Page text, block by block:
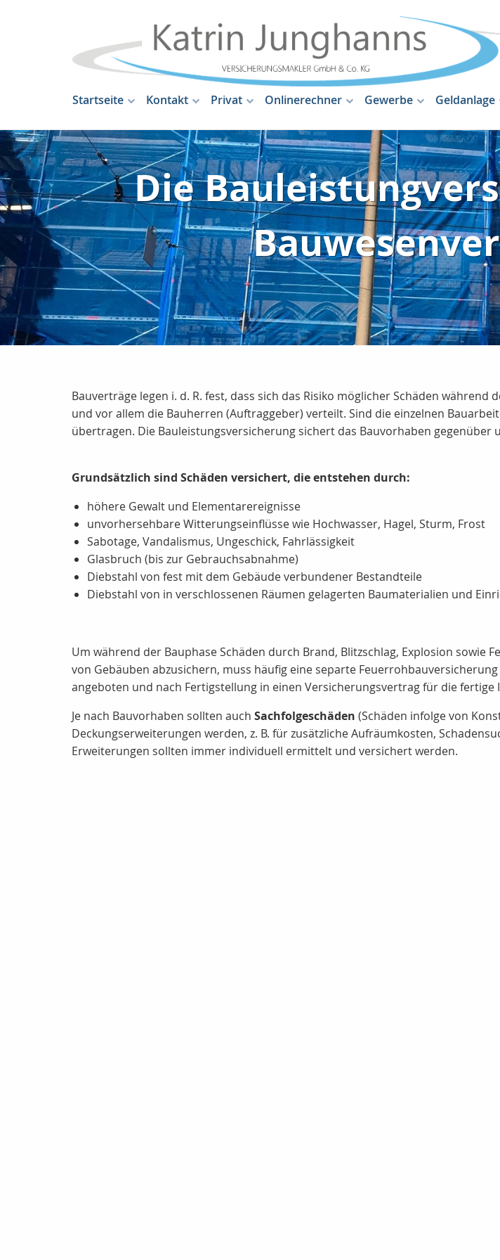
Startseite Kontakt Privat Onlinerechner Gewerbe Geldanlage
Die
Bauverträge legen i. d. R. fest, dass sich das Risiko möglicher Schäden
und vor allem die Bauherren (Auftraggeber) verteilt. Sind die einzelnen
übertragen. Die Bauleistungsversicherung sichert das Bauvorhaben
Grundsätzlich sind Schäden versichert, die entstehen durch:
höhere Gewalt und Elementarereignisse
unvorhersehbare Witterungseinflüsse wie Hochwasser, Hagel, Sturm, Frost
Sabotage, Vandalismus, Ungeschick, Fahrlässigkeit
Glasbruch (bis zur Gebrauchsabnahme)
Diebstahl von fest mit dem Gebäude verbundener Bestandteile
Diebstahl von in verschlossenen Räumen gelagerten Baumaterialien und
Um während der Bauphase Schäden durch Brand, Blitzschlag, Explosion sowie
von Gebäuben abzusichern, muss häufig eine separte
angeboten und nach Fertigstellung in einen Versicherungsvertrag für die fertige
Je nach Bauvorhaben sollten auch Sachfolgeschäden (Schäden infolge von
Deckungserweiterungen werden, z. B. für zusätzliche Aufräumkosten,
Erweiterungen sollten immer individuell ermittelt und versichert werden.